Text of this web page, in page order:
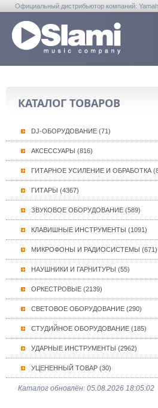
Официальный дистрибьютор компаний:
КАТАЛОГ ТОВАРОВ
DJ-ОБОРУДОВАНИЕ (71)
АКСЕССУАРЫ (816)
ГИТАРНОЕ УСИЛЕНИЕ И ОБРАБОТКА
ГИТАРЫ (4367)
ЗВУКОВОЕ ОБОРУДОВАНИЕ (589)
КЛАВИШНЫЕ ИНСТРУМЕНТЫ (1091)
МИКРОФОНЫ И РАДИОСИСТЕМЫ (671)
НАУШНИКИ И ГАРНИТУРЫ (55)
ОРКЕСТРОВЫЕ (2139)
СВЕТОВОЕ ОБОРУДОВАНИЕ (290)
СТУДИЙНОЕ ОБОРУДОВАНИЕ (185)
УДАРНЫЕ ИНСТРУМЕНТЫ (2962)
УЦЕНЕННЫЙ ТОВАР (30)
Каталог обновлён: 05.08.2026 18:05:02